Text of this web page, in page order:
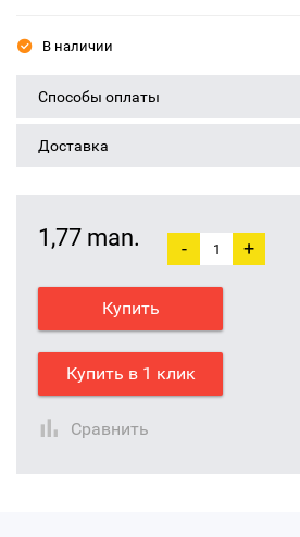
В наличии
Способы оплаты
Доставка
1,77 man. - +
Купить
Купить в 1 клик
Сравнить